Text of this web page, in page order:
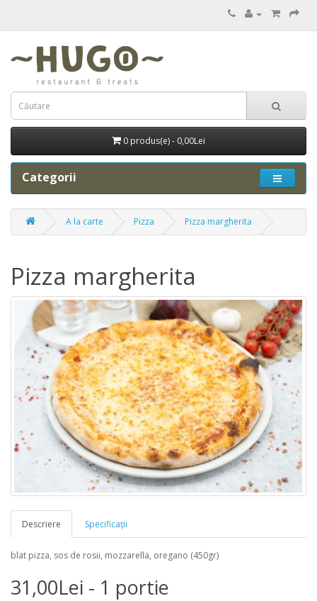
0 produs(e) - 0,00Lei
Categorii
A la carte Pizza Pizza margherita
Pizza margherita
Descriere Specificaţii
blat pizza, sos de rosii, mozzarella, oregano (450gr)
31,00Lei - 1 portie